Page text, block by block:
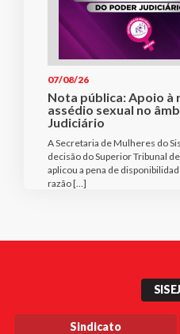
07/08/26
Nota pública: Apoio
assédio sexual no
Judiciário
A Secretaria de Mulheres do
decisão do Superior Tribunal
aplicou a pena de
razão […]
Sindicato